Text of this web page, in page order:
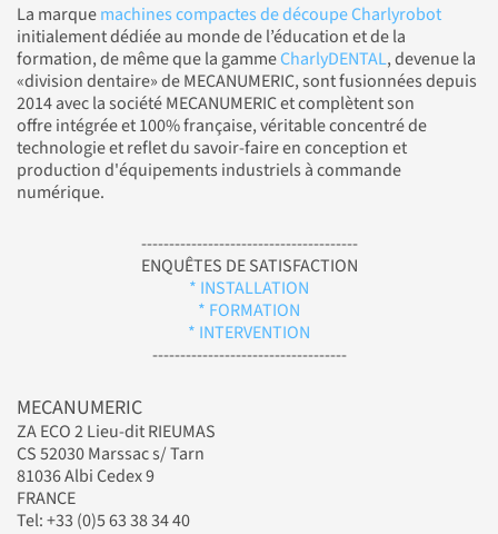
La marquemachines compactes de découpe Charlyrobot
initialement dédiée au monde de l’éducation et de la
formation, de même que la gammeCharlyDENTAL, devenue la
«division dentaire» de MECANUMERIC, sont fusionnées depuis
2014 avec la société MECANUMERIC et complètent son
offre intégrée et 100% française, véritable concentré de
technologie et reflet du savoir-faire en conception et
production d'équipements industriels à commande
numérique.
---------------------------------------
ENQUÊTES DE SATISFACTION
* INSTALLATION
* FORMATION
* INTERVENTION
-----------------------------------
MECANUMERIC
ZA ECO 2 Lieu-dit RIEUMAS
CS 52030 Marssac s/ Tarn
81036 Albi Cedex 9
FRANCE
Tel: +33 (0)5 63 38 34 40